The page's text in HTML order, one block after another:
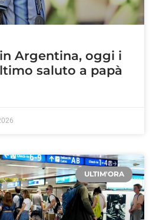
Argentina, oggi i
saluto a papà
ULTIM'ORA